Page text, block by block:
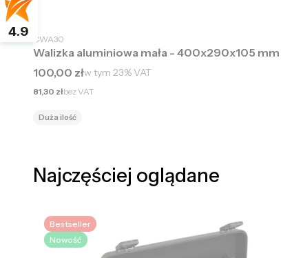
CWA30
Walizka aluminiowa mała - 400x290x105 mm
Cena brutto
100,00 złw tym 23%VAT
Cena netto
81,30 złbez VAT
Duża ilość
Najczęściej oglądane
Bestseller
Nowość
4.9